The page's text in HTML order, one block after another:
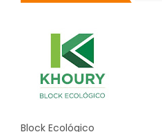
Block Ecológico